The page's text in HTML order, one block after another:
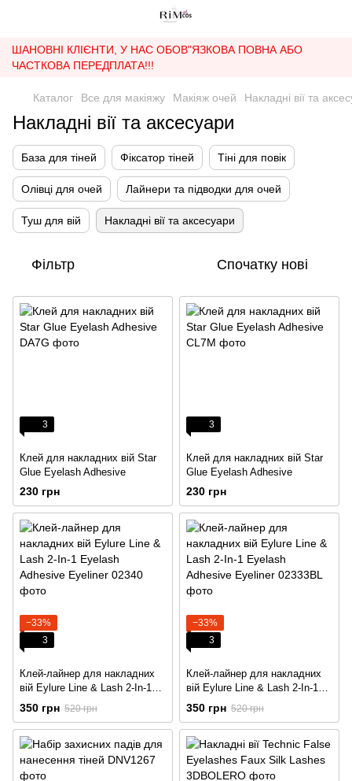
ШАНОВНІ КЛІЄНТИ, У НАС ОБОВ"ЯЗКОВА ПОВНА АБО
ЧАСТКОВА ПЕРЕДПЛАТА!!!
Каталог Все для макіяжу Макіяж очей Накладні вії та
Накладні вії та аксесуари
База для тіней Фіксатор тіней Тіні для повік
Олівці для очей Лайнери та підводки для очей
Туш для вій Накладні вії та аксесуари
Фільтр Спочатку нові
3
Клей для накладних вій Star
Glue Eyelash Adhesive
230 грн
3
Клей для накладних вій Star
Glue Eyelash Adhesive
230 грн
−33%
3
Клей-лайнер для накладних
вій Eylure Line & Lash 2-In-1
Eyelash Adhesive Eyeliner
350 грн 520 грн
−33%
3
Клей-лайнер для накладних
вій Eylure Line & Lash 2-In-1
Eyelash Adhesive Eyeliner
350 грн 520 грн